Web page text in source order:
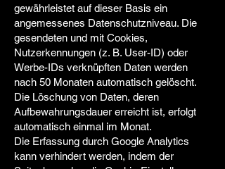
gewährleistet auf dieser Basis ein
angemessenes Datenschutzniveau. Die
gesendeten und mit Cookies,
Nutzerkennungen (z. B. User-ID) oder
Werbe-IDs verknüpften Daten werden
nach 50 Monaten automatisch gelöscht.
Die Löschung von Daten, deren
Aufbewahrungsdauer erreicht ist, erfolgt
automatisch einmal im Monat.
Die Erfassung durch Google Analytics
kann verhindert werden, indem der